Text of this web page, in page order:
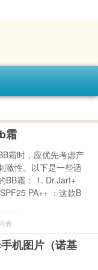
霜
霜时，应优先考虑产
激性。以下是一些适
BB霜： 1. Dr.Jart+
PA++ ：这款B
表
机图片（诺基